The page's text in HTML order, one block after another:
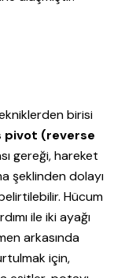
birisi
pivot (reverse
gereği, hareket
şeklinden dolayı
Hücum
ile iki ayağı
arkasında
için,